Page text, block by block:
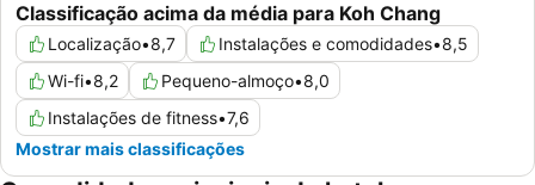
Classificação acima da média para Koh Chang
Localização•8,7 Instalações e comodidades•8,5
Wi-fi•8,2 Pequeno-almoço•8,0
Instalações de fitness•7,6
Mostrar mais classificações